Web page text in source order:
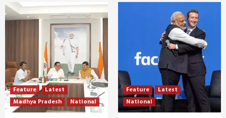
Feature
Latest
Madhya Pradesh
National
Feature
Latest
National